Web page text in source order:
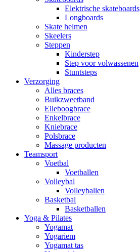
Elektrische skateboards
Longboards
Skate helmen
Skeelers
Steppen
Kinderstep
Step voor volwassenen
Stuntsteps
Verzorging
Alles braces
Buikzweetband
Elleboogbrace
Enkelbrace
Kniebrace
Polsbrace
Massage producten
Teamsport
Voetbal
Voetballen
Volleybal
Volleyballen
Basketbal
Basketballen
Yoga & Pilates
Yogamat
Yogariem
Yogamat tas